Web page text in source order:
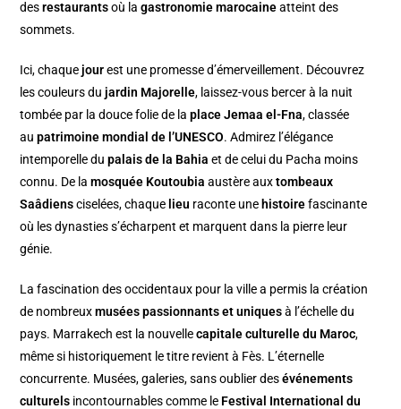
desrestaurantsoù lagastronomie marocaineatteint des
sommets.
Ici, chaquejourest une promesse d’émerveillement. Découvrez
les couleurs dujardin Majorelle, laissez-vous bercer à la nuit
tombée par la douce folie de laplace Jemaa el-Fna, classée
aupatrimoine mondial de l’UNESCO. Admirez l’élégance
intemporelle dupalais de la Bahia et de celui du Pacha moins
connu. De lamosquée Koutoubia austère auxtombeaux
Saâdiensciselées, chaque lieu raconte une histoirefascinante
où les dynasties s’écharpent et marquent dans la pierre leur
génie.
La fascination des occidentaux pour la ville a permis la création
de nombreuxmusées passionnants et uniquesà l’échelle du
pays. Marrakech est la nouvellecapitale culturelle du Maroc,
même si historiquement le titre revient à Fès. L’éternelle
concurrente. Musées, galeries, sans oublier desévénements
culturels incontournables comme le Festival International du